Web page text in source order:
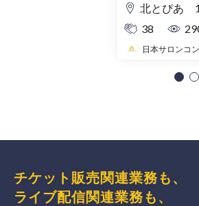
北とぴあ
38
日本サロンコ
チケット販売関連業務も、
ライブ配信関連業務も、